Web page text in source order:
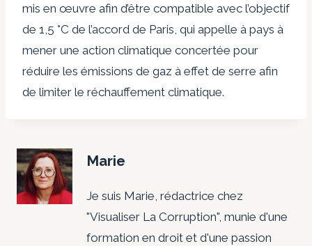
mis en œuvre afin d’être compatible avec l’objectif
de 1,5 °C de l’accord de Paris, qui appelle à pays à
mener une action climatique concertée pour
réduire les émissions de gaz à effet de serre afin
de limiter le réchauffement climatique.
Marie
Je suis Marie, rédactrice chez
"Visualiser La Corruption", munie d'une
formation en droit et d'une passion